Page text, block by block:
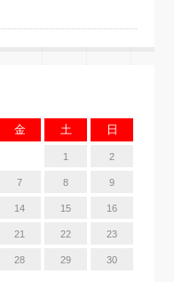
金 土 日
1 2
7 8 9
14 15 16
21 22 23
28 29 30